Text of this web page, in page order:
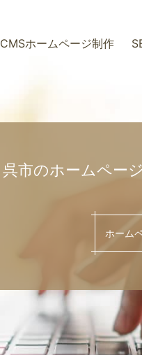
CMSホームページ制作
呉市のホームペー
ホーム